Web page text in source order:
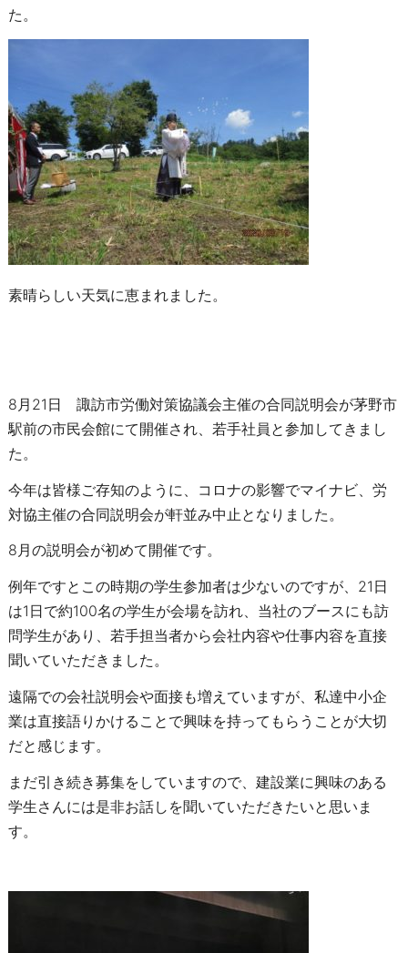
た。
素晴らしい天気に恵まれました。
8月21日 諏訪市労働対策協議会主催の合同説明会が茅野市
駅前の市民会館にて開催され、若手社員と参加してきまし
た。
今年は皆様ご存知のように、コロナの影響でマイナビ、労
対協主催の合同説明会が軒並み中止となりました。
8月の説明会が初めて開催です。
例年ですとこの時期の学生参加者は少ないのですが、21日
は1日で約100名の学生が会場を訪れ、当社のブースにも訪
問学生があり、若手担当者から会社内容や仕事内容を直接
聞いていただきました。
遠隔での会社説明会や面接も増えていますが、私達中小企
業は直接語りかけることで興味を持ってもらうことが大切
だと感じます。
まだ引き続き募集をしていますので、建設業に興味のある
学生さんには是非お話しを聞いていただきたいと思いま
す。